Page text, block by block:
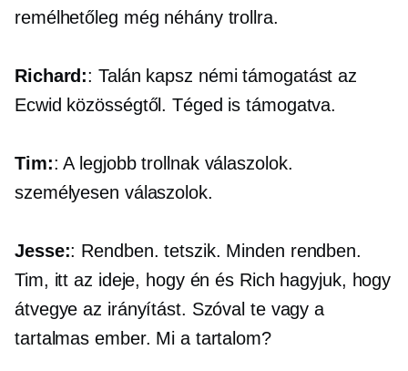
remélhetőleg még néhány trollra.
Richard:: Talán kapsz némi támogatást az
Ecwid közösségtől. Téged is támogatva.
Tim:: A legjobb trollnak válaszolok.
személyesen válaszolok.
Jesse:: Rendben. tetszik. Minden rendben.
Tim, itt az ideje, hogy én és Rich hagyjuk, hogy
átvegye az irányítást. Szóval te vagy a
tartalmas ember. Mi a tartalom?